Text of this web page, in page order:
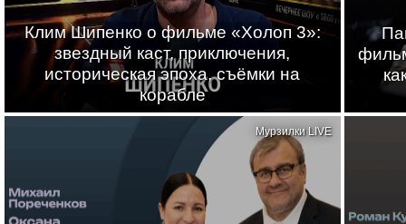
Клим Шипенко о фильме «Холоп 3»:
звездный каст, приключения,
историческая эпоха, съёмки на
корабле
Мурзилки LIVE